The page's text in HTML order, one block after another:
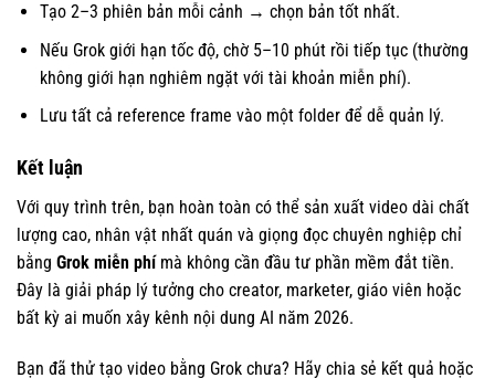
Tạo 2–3 phiên bản mỗi cảnh → chọn bản tốt nhất.
Nếu Grok giới hạn tốc độ, chờ 5–10 phút rồi tiếp tục (thường
không giới hạn nghiêm ngặt với tài khoản miễn phí).
Lưu tất cả reference frame vào một folder để dễ quản lý.
Kết luận
Với quy trình trên, bạn hoàn toàn có thể sản xuất video dài chất
lượng cao, nhân vật nhất quán và giọng đọc chuyên nghiệp chỉ
bằng Grok miễn phímà không cần đầu tư phần mềm đắt tiền.
Đây là giải pháp lý tưởng cho creator, marketer, giáo viên hoặc
bất kỳ ai muốn xây kênh nội dung AI năm 2026.
Bạn đã thử tạo video bằng Grok chưa? Hãy chia sẻ kết quả hoặc